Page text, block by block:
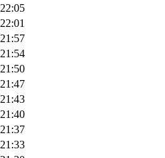
22:05
22:01
21:57
21:54
21:50
21:47
21:43
21:40
21:37
21:33